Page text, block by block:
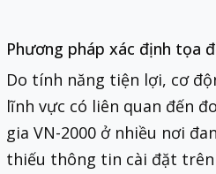
Phương pháp xác định tọa
Do tính năng tiện lợi, cơ
lĩnh vực có liên quan đến
gia VN-2000 ở nhiều nơi
thiếu thông tin cài đặt trên